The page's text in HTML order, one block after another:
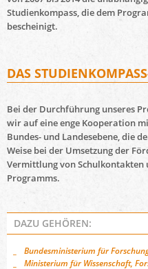
Studienkompass, die dem
bescheinigt.
DAS
Bei der Durchführung unseres
wir auf eine enge Kooperation
Bundes- und Landesebene, die
Weise bei der Umsetzung der
Vermittlung von Schulkontakten
Programms.
DAZU GEHÖREN:
Bundesministerium für
Ministerium für Wissenschaft,